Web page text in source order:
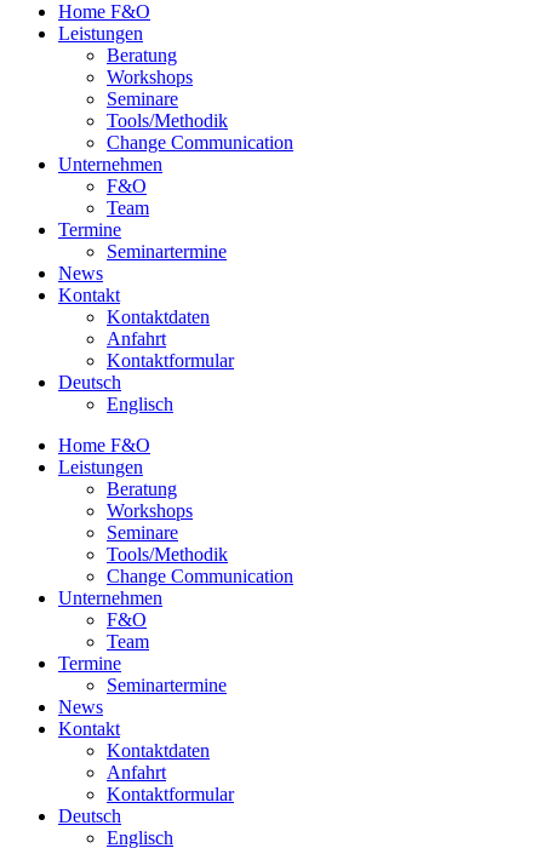
Home F&O
Leistungen
Beratung
Workshops
Seminare
Tools/Methodik
Change Communication
Unternehmen
F&O
Team
Termine
Seminartermine
News
Kontakt
Kontaktdaten
Anfahrt
Kontaktformular
Deutsch
Englisch
Home F&O
Leistungen
Beratung
Workshops
Seminare
Tools/Methodik
Change Communication
Unternehmen
F&O
Team
Termine
Seminartermine
News
Kontakt
Kontaktdaten
Anfahrt
Kontaktformular
Deutsch
Englisch